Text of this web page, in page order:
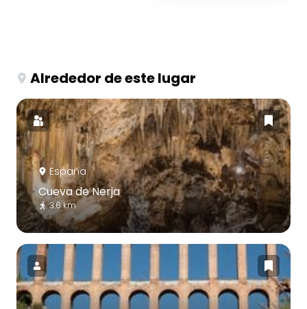
Alrededor de este lugar
España
Cueva de Nerja
3.6 km